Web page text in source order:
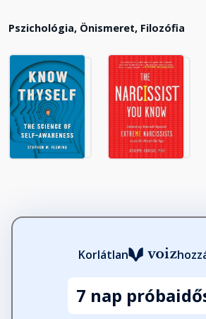
Pszichológia, Önismeret, Filozófia
Korlátlan
7 nap